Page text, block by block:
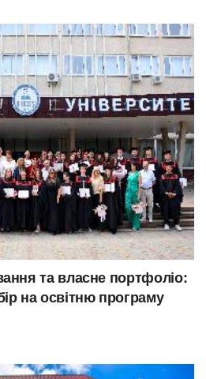
та власне портфоліо:
на освітню програму